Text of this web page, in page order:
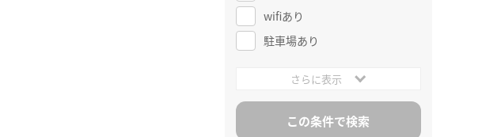
wifiあり
駐車場あり
さらに表示